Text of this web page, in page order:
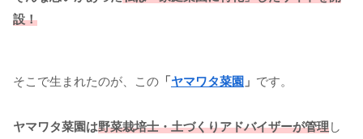
設！
そこで生まれたのが、この 「ヤマワタ菜園 」 です。
ヤマワタ菜園は野菜栽培士・土づくりアドバイザーが管理し